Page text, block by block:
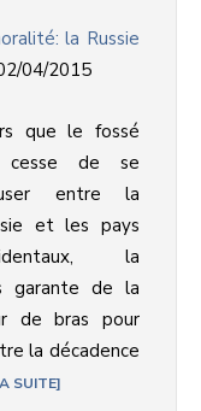
la Russie
04/2015
que le fossé
cesse de se
entre la
et les pays
la
garante de la
de bras pour
la décadence
SUITE